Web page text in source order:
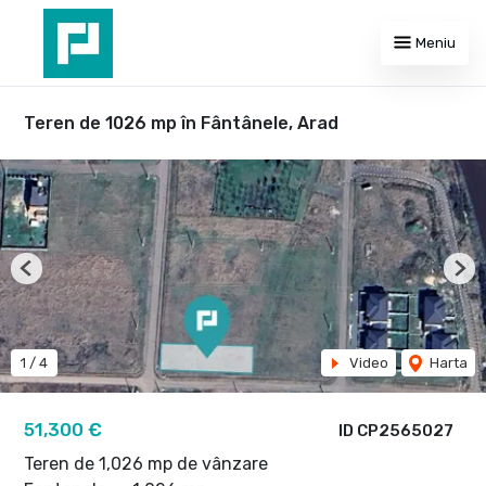
Meniu
Teren de 1026 mp în Fântânele, Arad
ID CP2565027
51,300 €
Teren de 1,026 mp de vânzare
1 / 4 Video Harta
Previous